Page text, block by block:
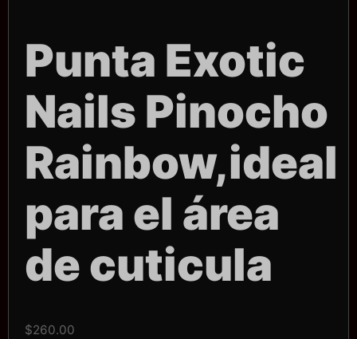
Punta Exotic
Nails Pinocho
Rainbow,ideal
para el área
de cuticula
$260.00